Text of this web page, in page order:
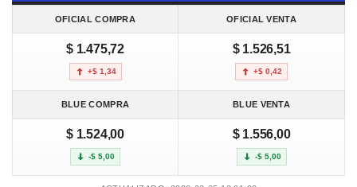
OFICIAL COMPRA OFICIAL VENTA
$ 1.475,72
+$ 1,34
$ 1.526,51
+$ 0,42
BLUE COMPRA BLUE VENTA
$ 1.524,00
-$ 5,00
$ 1.556,00
-$ 5,00